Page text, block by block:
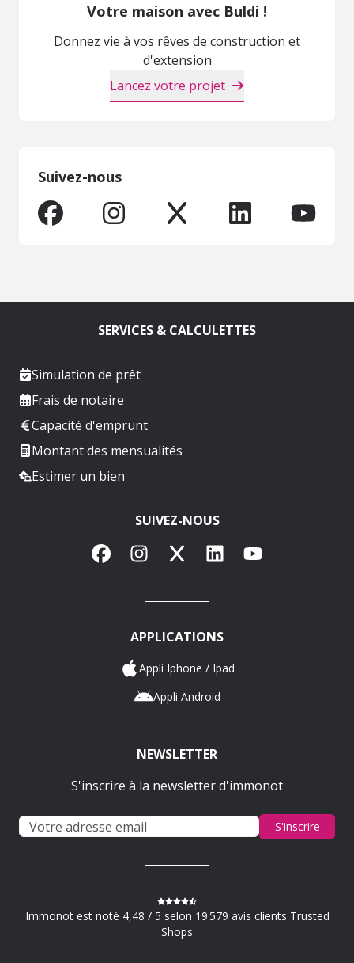
Votre maison avec Buldi !
Donnez vie à vos rêves de construction et
d'extension
Lancez votre projet
Suivez-nous
SERVICES & CALCULETTES
Simulation de prêt
Frais de notaire
Capacité d'emprunt
Montant des mensualités
Estimer un bien
SUIVEZ-NOUS
FacebookInstagram
X LinkedInYouTube
APPLICATIONS
Appli Iphone / Ipad
Appli Android
NEWSLETTER
S'inscrire à la newsletter d'immonot
S'inscrire
Immonot est noté 4,48 / 5 selon 19 579 avis clients Trusted
Shops